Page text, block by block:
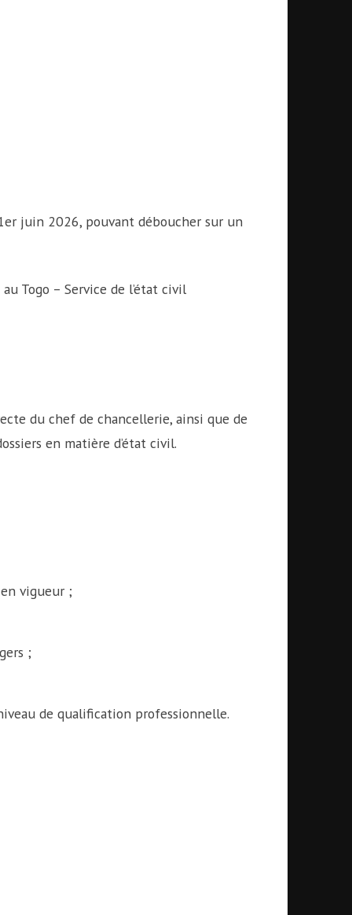
juin 2026, pouvant déboucher sur un
Togo – Service de l’état civil
du chef de chancellerie, ainsi que de
en matière d’état civil.
vigueur ;
;
de qualification professionnelle.